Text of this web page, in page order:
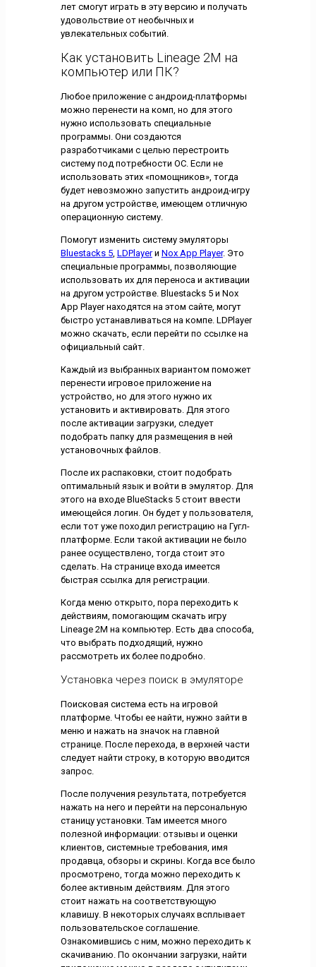
лет смогут играть в эту версию и получать
удовольствие от необычных и
увлекательных событий.
Как установить Lineage 2M на
компьютер или ПК?
Любое приложение с андроид-платформы
можно перенести на комп, но для этого
нужно использовать специальные
программы. Они создаются
разработчиками с целью перестроить
систему под потребности ОС. Если не
использовать этих «помощников», тогда
будет невозможно запустить андроид-игру
на другом устройстве, имеющем отличную
операционную систему.
Помогут изменить систему эмуляторы
Bluestacks 5, LDPlayerи Nox App Player. Это
специальные программы, позволяющие
использовать их для переноса и активации
на другом устройстве. Bluestacks 5 и Nox
App Player находятся на этом сайте, могут
быстро устанавливаться на компе. LDPlayer
можно скачать, если перейти по ссылке на
официальный сайт.
Каждый из выбранных вариантом поможет
перенести игровое приложение на
устройство, но для этого нужно их
установить и активировать. Для этого
после активации загрузки, следует
подобрать папку для размещения в ней
установочных файлов.
После их распаковки, стоит подобрать
оптимальный язык и войти в эмулятор. Для
этого на входе BlueStacks 5 стоит ввести
имеющейся логин. Он будет у пользователя,
если тот уже походил регистрацию на Гугл-
платформе. Если такой активации не было
ранее осуществлено, тогда стоит это
сделать. На странице входа имеется
быстрая ссылка для регистрации.
Когда меню открыто, пора переходить к
действиям, помогающим скачать игру
Lineage 2M на компьютер. Есть два способа,
что выбрать подходящий, нужно
рассмотреть их более подробно.
Установка через поиск в эмуляторе
Поисковая система есть на игровой
платформе. Чтобы ее найти, нужно зайти в
меню и нажать на значок на главной
странице. После перехода, в верхней части
следует найти строку, в которую вводится
запрос.
После получения результата, потребуется
нажать на него и перейти на персональную
станицу установки. Там имеется много
полезной информации: отзывы и оценки
клиентов, системные требования, имя
продавца, обзоры и скрины. Когда все было
просмотрено, тогда можно переходить к
более активным действиям. Для этого
стоит нажать на соответствующую
клавишу. В некоторых случаях всплывает
пользовательское соглашение.
Ознакомившись с ним, можно переходить к
скачиванию. По окончании загрузки, найти